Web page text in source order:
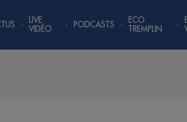
LIVE
VIDÉO
PODCASTS
ECO
TREMPLIN